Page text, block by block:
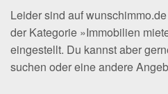
Leider sind auf
der Kategorie »Immobilien
eingestellt. Du kannst aber
suchen oder eine andere